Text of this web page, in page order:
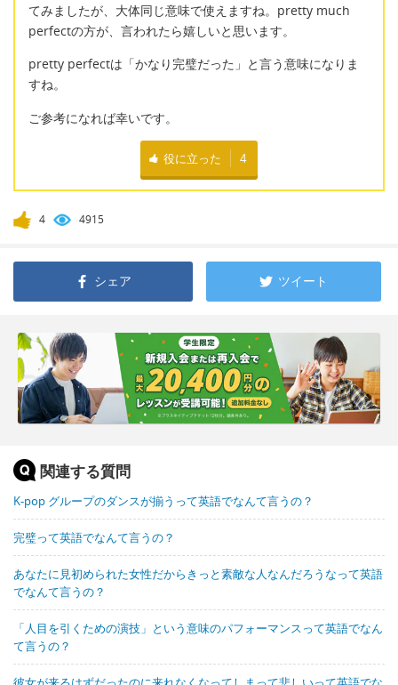
てみましたが、大体同じ意味で使えますね。pretty much
perfectの方が、言われたら嬉しいと思います。
pretty perfectは「かなり完璧だった」と言う意味になりま
すね。
ご参考になれば幸いです。
役に立った 4
4 4915
シェア ツイート
関連する質問
K-pop グループのダンスが揃うって英語でなんて言うの？
完璧って英語でなんて言うの？
あなたに見初められた女性だからきっと素敵な人なんだろうなって英語
でなんて言うの？
「人目を引くための演技」という意味のパフォーマンスって英語でなん
て言うの？